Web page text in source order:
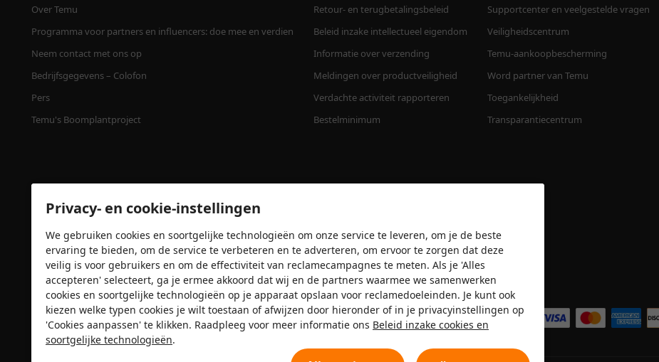
Over Temu
Programma voor partners en influencers: doe mee en verdien
Neem contact met ons op
Bedrijfsgegevens – Colofon
Pers
Temu's Boomplantproject
Retour- en terugbetalingsbeleid
Beleid inzake intellectueel eigendom
Informatie over verzending
Meldingen over productveiligheid
Verdachte activiteit rapporteren
Bestelminimum
Supportcenter en veelgestelde vragen
Veiligheidscentrum
Temu-aankoopbescherming
Word partner van Temu
Toegankelijkheid
Transparantiecentrum
Veiligheidscertificaten Wij accepteren
Privacy- en cookie-instellingen
We gebruiken cookies en soortgelijke technologieën om onze service te leveren, om je de beste
ervaring te bieden, om de service te verbeteren en te adverteren, om ervoor te zorgen dat deze
veilig is voor gebruikers en om de effectiviteit van reclamecampagnes te meten. Als je 'Alles
accepteren' selecteert, ga je ermee akkoord dat wij en de partners waarmee we samenwerken
cookies en soortgelijke technologieën op je apparaat opslaan voor reclamedoeleinden. Je kunt ook
kiezen welke typen cookies je wilt toestaan of afwijzen door hieronder of in je privacyinstellingen op
'Cookies aanpassen' te klikken. Raadpleeg voor meer informatie ons Beleid inzake cookies en
soortgelijke technologieën.